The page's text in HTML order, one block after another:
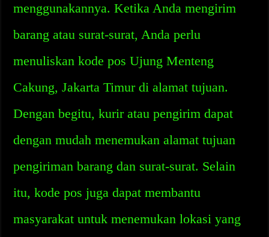
menggunakannya. Ketika Anda mengirim
barang atau surat-surat, Anda perlu
menuliskan kode pos Ujung Menteng
Cakung, Jakarta Timur di alamat tujuan.
Dengan begitu, kurir atau pengirim dapat
dengan mudah menemukan alamat tujuan
pengiriman barang dan surat-surat. Selain
itu, kode pos juga dapat membantu
masyarakat untuk menemukan lokasi yang